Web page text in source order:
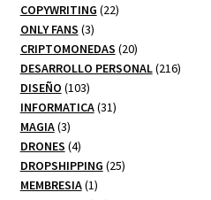
productos
COPYWRITING 2222
ONLY FANS 33
productos
CRIPTOMONEDAS 2020
productos
DESARROLLO PERSONAL 216216
DISEÑO 103103
productos
INFORMATICA 3131
MAGIA 33
productos
DRONES 44
productos
DROPSHIPPING 2525
MEMBRESIA 11